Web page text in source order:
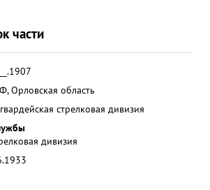
части
Орловская область
стрелковая дивизия
дивизия